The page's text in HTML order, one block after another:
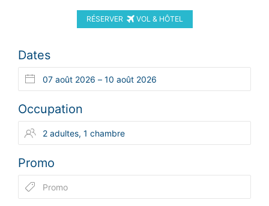
RÉSERVER VOL & HÔTEL
Dates
Occupation
Promo